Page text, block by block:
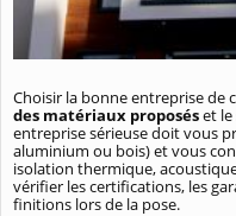
Choisir la bonne entreprise de
des matériaux proposéset le
entreprise sérieuse doit vous
aluminium ou bois) et vous
isolation thermique,
vérifier les certifications, les
finitions lors de la pose.